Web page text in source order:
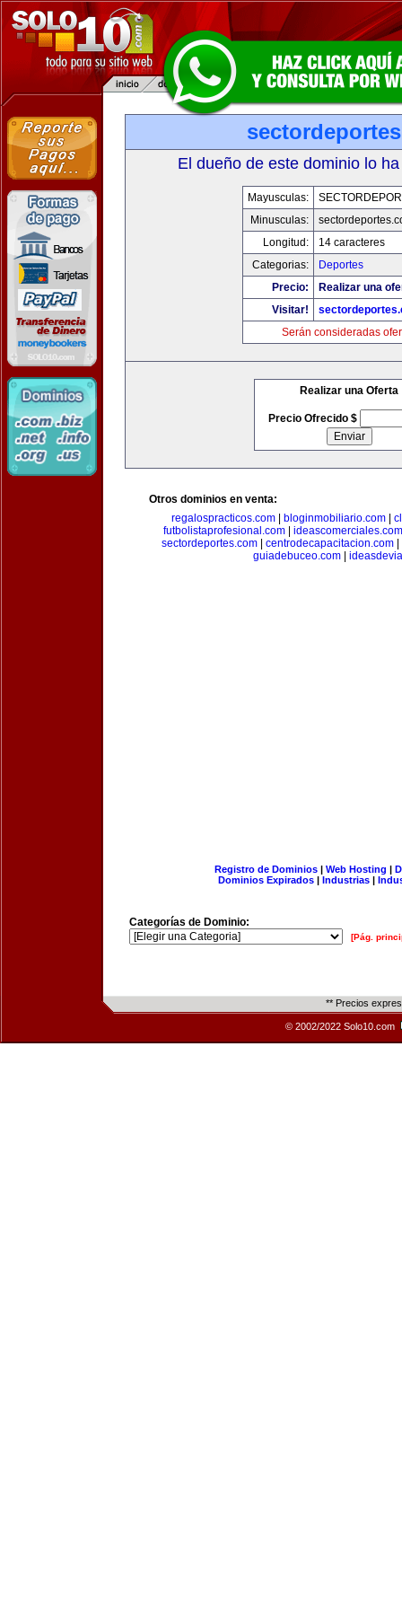
El dueño de este dominio lo
Mayusculas:
Minusculas:
Longitud:
14 caracteres
Categorias:
Deportes
Precio:
Realizar una
Visitar!
Serán consideradas
Realizar una Oferta
Precio Ofrecido $
Otros dominios en venta:
regalospracticos.com| bloginmobiliario.com|
futbolistaprofesional.com
ideascomerciales.com
sectordeportes.com| centrodecapacitacion.com|
guiadebuceo.com|
Registro de Dominios| Web Hosting |
Dominios Expirados | Industrias |
Categorías de Dominio:
[Pág.
** Precios
© 2002/2022 Solo10.com